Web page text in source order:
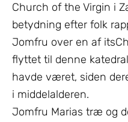
Church of the Virgin i
betydning efter folk
Jomfru over en af
flyttet til denne
havde været, siden
i middelalderen.
Jomfru Marias træ og